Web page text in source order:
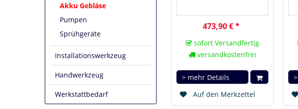
Akku Gebläse
Pumpen
Sprühgeräte
Installationswerkzeug
Handwerkzeug
Werkstattbedarf
473,90 € *
sofort Versandfertig
versandkostenfrei
> mehr Details
Auf den Merkzettel